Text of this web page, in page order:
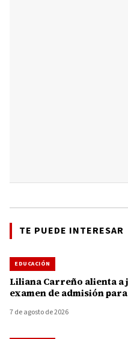
TE PUEDE INTERESAR
EDUCACIÓN
Liliana Carreño alienta
examen de admisión
7 de agosto de 2026